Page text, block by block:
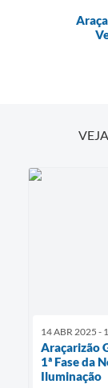
14 ABR 2025 -
Araçarizão
1ª Fase da
Iluminação